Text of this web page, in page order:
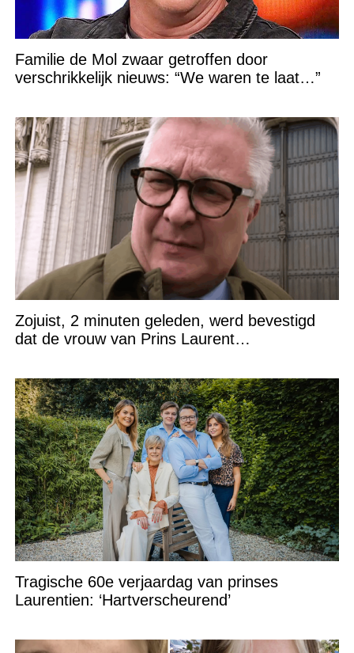
Familie de Mol zwaar getroffen door
verschrikkelijk nieuws: “We waren te laat…”
Zojuist, 2 minuten geleden, werd bevestigd
dat de vrouw van Prins Laurent…
Tragische 60e verjaardag van prinses
Laurentien: ‘Hartverscheurend’